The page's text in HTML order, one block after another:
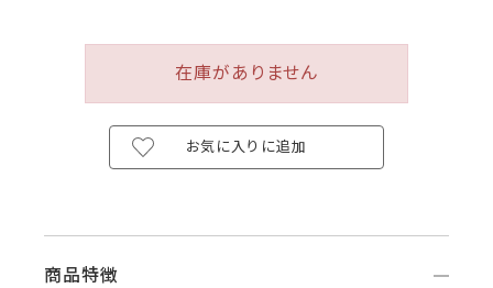
お気に入りに追加
在庫がありません
商品特徴